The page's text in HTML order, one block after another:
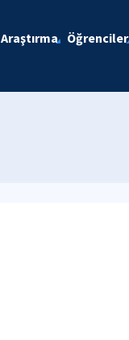
Araştırma Öğrenciler